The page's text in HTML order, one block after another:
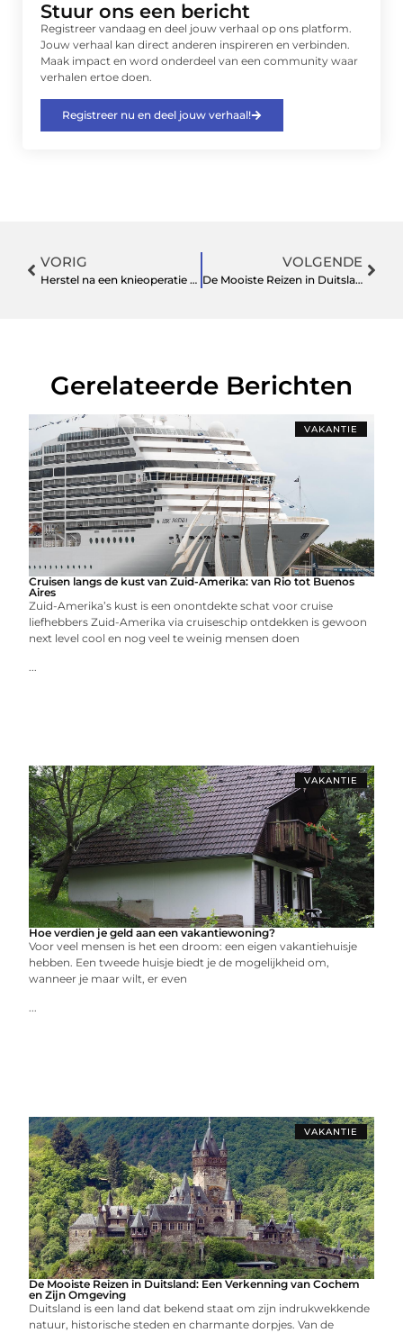
Stuur ons een bericht
Registreer vandaag en deel jouw verhaal op ons platform.
Jouw verhaal kan direct anderen inspireren en verbinden.
Maak impact en word onderdeel van een community waar
verhalen ertoe doen.
Registreer nu en deel jouw verhaal!
VORIG
Herstel na een knieoperatie met fysiotherapie bij Fysiotherapie Geulstraat
VOLGENDE
De Mooiste Reizen in Duitsland: Een Verkenning van Cochem en Zijn Omgeving
Gerelateerde Berichten
VAKANTIE
Cruisen langs de kust van Zuid-Amerika: van Rio tot Buenos
Aires
Zuid-Amerika’s kust is een onontdekte schat voor cruise
liefhebbers Zuid-Amerika via cruiseschip ontdekken is gewoon
next level cool en nog veel te weinig mensen doen
...
VAKANTIE
Hoe verdien je geld aan een vakantiewoning?
Voor veel mensen is het een droom: een eigen vakantiehuisje
hebben. Een tweede huisje biedt je de mogelijkheid om,
wanneer je maar wilt, er even
...
VAKANTIE
De Mooiste Reizen in Duitsland: Een Verkenning van Cochem
en Zijn Omgeving
Duitsland is een land dat bekend staat om zijn indrukwekkende
natuur, historische steden en charmante dorpjes. Van de